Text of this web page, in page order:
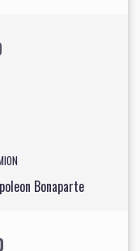
Bonaparte